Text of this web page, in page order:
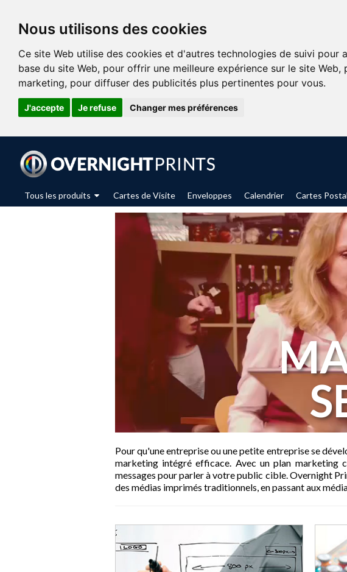
Nous utilisons des cookies
Ce site Web utilise des cookies et d'autres technologies de suivi
base du site Web, pour offrir une meilleure expérience sur le site Web,
marketing, pour diffuser des publicités plus pertinentes pour vous.
J'accepte Je refuse Changer mes préférences
Tous les produits Cartes de Visite Enveloppes Calendrier Cartes
Pour qu'une entreprise ou une petite entreprise se
marketing intégré efficace. Avec un plan marketing
messages pour parler à votre public cible. Overnight
des médias imprimés traditionnels, en passant aux